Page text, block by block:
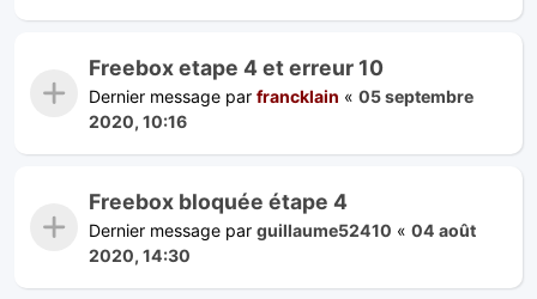
Freebox etape 4 et erreur 10
Dernier message par francklain « 05 septembre
2020, 10:16
Freebox bloquée étape 4
Dernier message par guillaume52410 « 04 août
2020, 14:30